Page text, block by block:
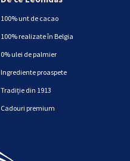
100% unt de cacao
100% realizate în Belgia
0% ulei de palmier
Ingrediente proaspete
Tradiție din 1913
Cadouri premium